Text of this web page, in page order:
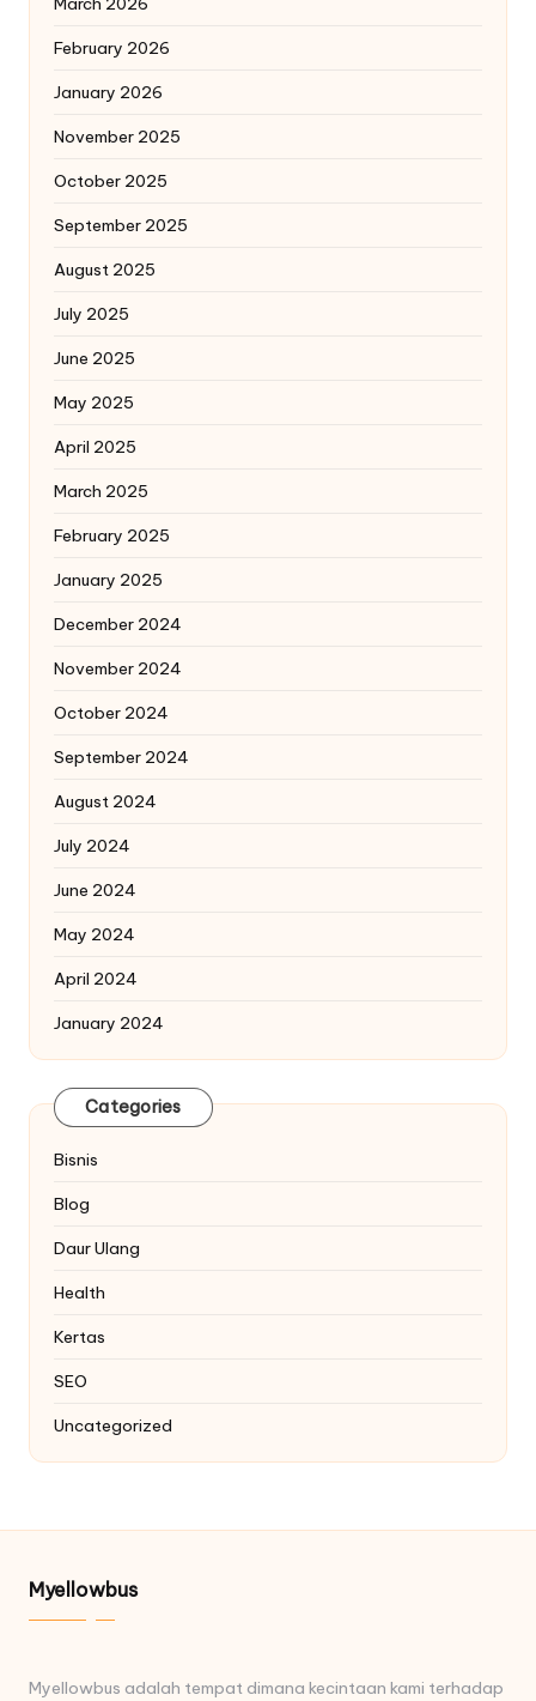
February 2026
January 2026
November 2025
October 2025
September 2025
August 2025
July 2025
June 2025
May 2025
April 2025
March 2025
February 2025
January 2025
December 2024
November 2024
October 2024
September 2024
August 2024
July 2024
June 2024
May 2024
April 2024
January 2024
Categories
Bisnis
Blog
Daur Ulang
Health
Kertas
SEO
Uncategorized
Myellowbus
Myellowbus adalah tempat dimana kecintaan kami terhadap